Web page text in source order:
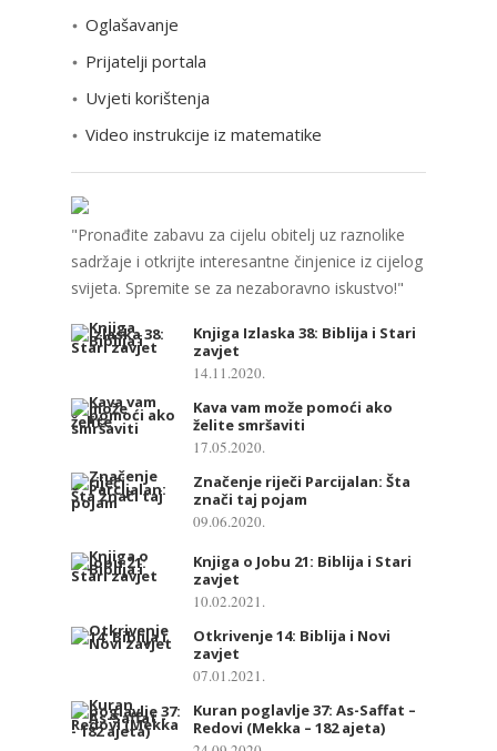
i
j
Oglašavanje
Prijatelji portala
Uvjeti korištenja
Video instrukcije iz matematike
"Pronađite zabavu za cijelu obitelj uz raznolike
sadržaje i otkrijte interesantne činjenice iz cijelog
svijeta. Spremite se za nezaboravno iskustvo!"
Knjiga Izlaska 38: Biblija i Stari
zavjet
14.11.2020.
Kava vam može pomoći ako
želite smršaviti
17.05.2020.
Značenje riječi Parcijalan: Šta
znači taj pojam
09.06.2020.
Knjiga o Jobu 21: Biblija i Stari
zavjet
10.02.2021.
Otkrivenje 14: Biblija i Novi
zavjet
07.01.2021.
Kuran poglavlje 37: As-Saffat –
Redovi (Mekka – 182 ajeta)